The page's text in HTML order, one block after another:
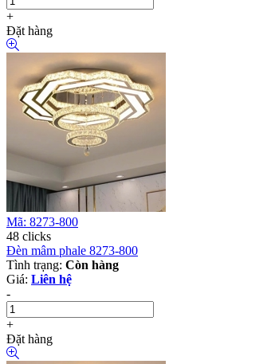
+
Đặt hàng
Mã: 8273-800
48 clicks
Đèn mâm phale 8273-800
Tình trạng: Còn hàng
Giá: Liên hệ
-
+
Đặt hàng